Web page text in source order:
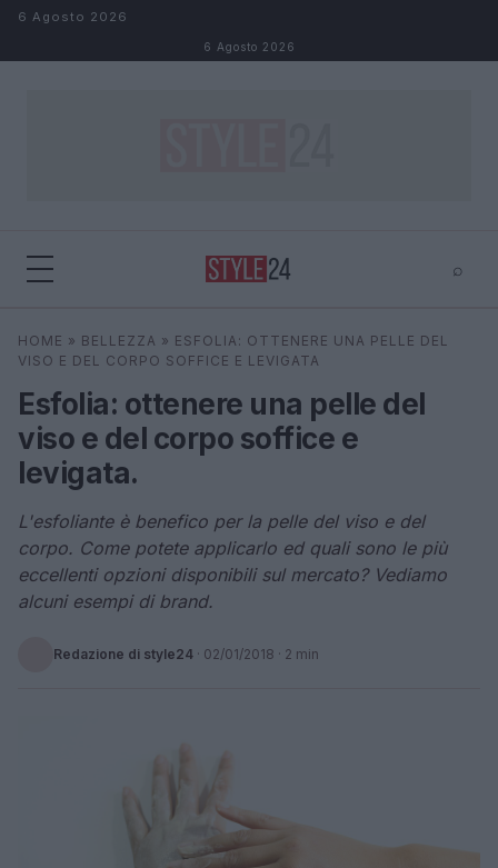
Salta al contenuto
6 Agosto 2026
6 Agosto 2026
⌕
Cerca ⌕
HOME » BELLEZZA » ESFOLIA: OTTENERE UNA PELLE DEL
VISO E DEL CORPO SOFFICE E LEVIGATA
Esfolia: ottenere una pelle del
viso e del corpo soffice e
levigata.
L'esfoliante è benefico per la pelle del viso e del
corpo. Come potete applicarlo ed quali sono le più
eccellenti opzioni disponibili sul mercato? Vediamo
alcuni esempi di brand.
Redazione di style24 · 02/01/2018 · 2 min